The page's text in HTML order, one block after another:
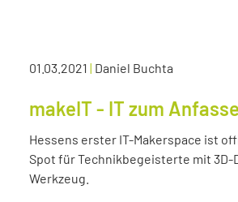
01.03.2021 | Daniel Buchta
makeIT - IT zum
Hessens erster IT-Makerspace ist
Spot für Technikbegeisterte mit 3D-
Werkzeug.